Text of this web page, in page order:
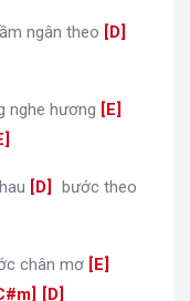
ngân theo [D
nghe hương [E
[D
bước theo
chân mơ [E
][D